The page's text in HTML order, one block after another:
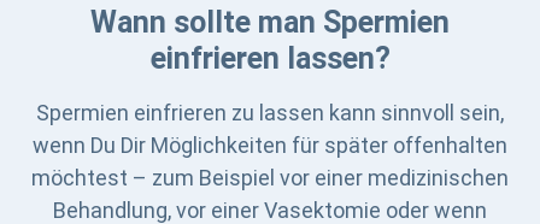
Wann sollte man Spermien
einfrieren lassen?
Spermien einfrieren zu lassen kann sinnvoll sein,
wenn Du Dir Möglichkeiten für später offenhalten
möchtest – zum Beispiel vor einer medizinischen
Behandlung, vor einer Vasektomie oder wenn